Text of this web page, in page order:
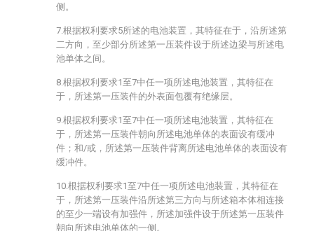
侧。
7.根据权利要求5所述的电池装置，其特征在于，沿所述第
二方向，至少部分所述第一压装件设于所述边梁与所述电
池单体之间。
8.根据权利要求1至7中任一项所述电池装置，其特征在
于，所述第一压装件的外表面包覆有绝缘层。
9.根据权利要求1至7中任一项所述电池装置，其特征在
于，所述第一压装件朝向所述电池单体的表面设有缓冲
件；和/或，所述第一压装件背离所述电池单体的表面设有
缓冲件。
10.根据权利要求1至7中任一项所述电池装置，其特征在
于，所述第一压装件沿所述第三方向与所述箱本体相连接
的至少一端设有加强件，所述加强件设于所述第一压装件
朝向所述电池单体的一侧。